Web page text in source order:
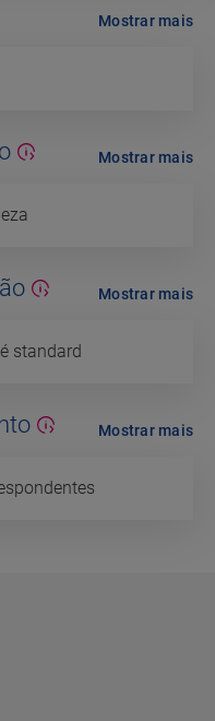
Mostrar mais
Mostrar mais
standard
Mostrar mais
Mostrar mais